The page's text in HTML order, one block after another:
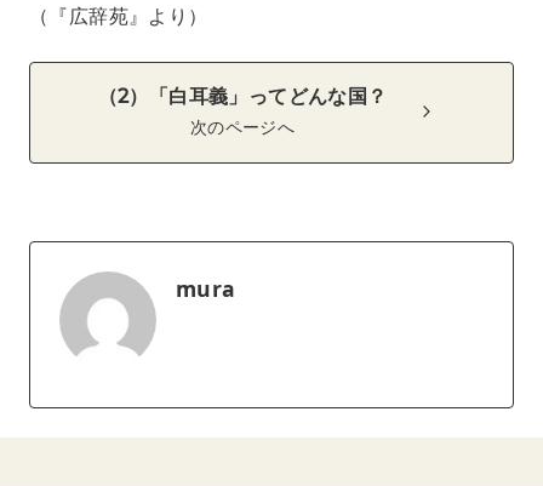
（『広辞苑』より）
（2）「白耳義」ってどんな国？
次のページへ
mura